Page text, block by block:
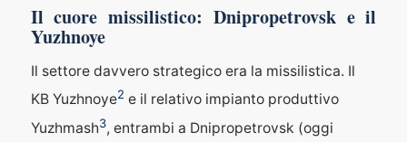
Il cuore missilistico: Dnipropetrovsk e il
Yuzhnoye
Il settore davvero strategico era la missilistica. Il
KB Yuzhnoye2 e il relativo impianto produttivo
Yuzhmash3, entrambi a Dnipropetrovsk (oggi